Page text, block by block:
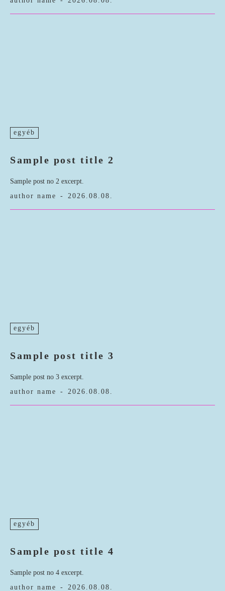
egyéb
Sample post title 2
Sample post no 2 excerpt.
author name
- 2026.08.08.
egyéb
Sample post title 3
Sample post no 3 excerpt.
author name
- 2026.08.08.
egyéb
Sample post title 4
Sample post no 4 excerpt.
author name
- 2026.08.08.